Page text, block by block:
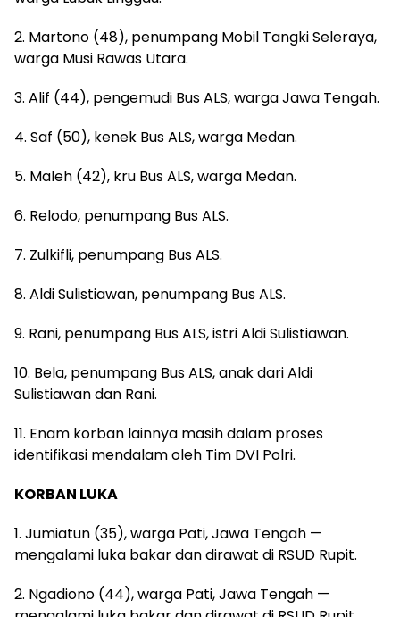
2. Martono (48), penumpang Mobil Tangki Seleraya,
warga Musi Rawas Utara.
3. Alif (44), pengemudi Bus ALS, warga Jawa Tengah.
4. Saf (50), kenek Bus ALS, warga Medan.
5. Maleh (42), kru Bus ALS, warga Medan.
6. Relodo, penumpang Bus ALS.
7. Zulkifli, penumpang Bus ALS.
8. Aldi Sulistiawan, penumpang Bus ALS.
9. Rani, penumpang Bus ALS, istri Aldi Sulistiawan.
10. Bela, penumpang Bus ALS, anak dari Aldi
Sulistiawan dan Rani.
11. Enam korban lainnya masih dalam proses
identifikasi mendalam oleh Tim DVI Polri.
KORBAN LUKA
1. Jumiatun (35), warga Pati, Jawa Tengah —
mengalami luka bakar dan dirawat di RSUD Rupit.
2. Ngadiono (44), warga Pati, Jawa Tengah —